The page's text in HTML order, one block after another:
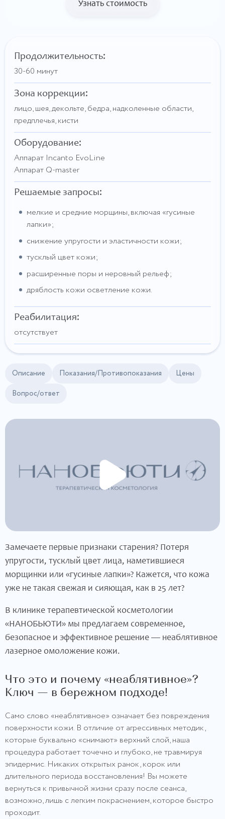
Узнать стоимость
Продолжительность:
30-60 минут
Зона коррекции:
лицо, шея, декольте, бедра, надколенные области,
предплечья, кисти
Оборудование:
Аппарат Incanto EvoLine
Аппарат Q-master
Решаемые запросы:
мелкие и средние морщины, включая «гусиные
лапки»;
снижение упругости и эластичности кожи;
тусклый цвет кожи;
расширенные поры и неровный рельеф;
дряблость кожи осветление кожи.
Реабилитация:
отсутствует
Описание Показания/Противопоказания
Цены
Вопрос/ответ
Замечаете первые признаки старения? Потеря
упругости, тусклый цвет лица, наметившиеся
морщинки или «гусиные лапки»? Кажется, что кожа
уже не такая свежая и сияющая, как в 25 лет?
В клинике терапевтической косметологии
«НАНОБЬЮТИ» мы предлагаем современное,
безопасное и эффективное решение — неаблятивное
лазерное омоложение кожи.
Что это и почему «неаблятивное»?
Ключ — в бережном подходе!
Само слово «неаблятивное» означает без повреждения
поверхности кожи. В отличие от агрессивных методик,
которые буквально «снимают» верхний слой, наша
процедура работает точечно и глубоко, не травмируя
эпидермис. Никаких открытых ранок, корок или
длительного периода восстановления! Вы можете
вернуться к привычной жизни сразу после сеанса,
возможно, лишь с легким покраснением, которое быстро
проходит.